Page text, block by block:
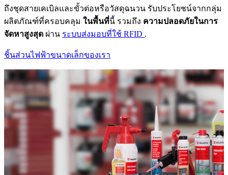
ถึงชุดสายเคเบิลและขั้วต่อหรือวัสดุฉนวน รับประโยชน์จากกลุ่ม
ผลิตภัณฑ์ที่ครอบคลุม ในพื้นที่นี้ รวมถึง ความปลอดภัยในการ
จัดหาสูงสุด ผ่าน ระบบส่งมอบที่ใช้ RFID .
ชิ้นส่วนไฟฟ้าขนาดเล็กของเรา